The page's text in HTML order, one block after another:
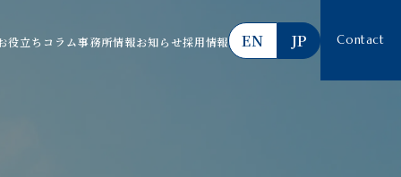
役立ちコラム事務所情報お知らせ採用情報 EN JP Contact